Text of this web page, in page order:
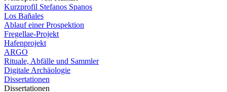
Kurzprofil Stefanos Spanos
Los Bañales
Ablauf einer Prospektion
Fregellae-Projekt
Hafenprojekt
ARGO
Rituale, Abfälle und Sammler
Digitale Archäologie
Dissertationen
Dissertationen